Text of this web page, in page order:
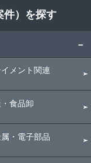
）を探す
メント関連
食品卸
・電子部品